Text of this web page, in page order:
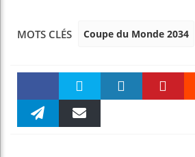
MOTS CLÉS Coupe du Monde 2034
Faceboo Twitter